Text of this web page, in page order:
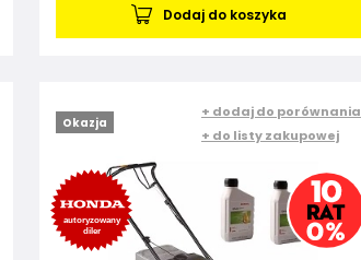
Dodaj do koszyka
Okazja
+ dodaj do porównania
+ do listy zakupowej